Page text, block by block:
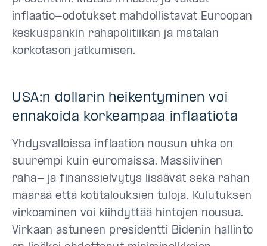
inflaatio-odotukset mahdollistavat Euroopan
keskuspankin rahapolitiikan ja matalan
korkotason jatkumisen.
USA:n dollarin heikentyminen voi
ennakoida korkeampaa inflaatiota
Yhdysvalloissa inflaation nousun uhka on
suurempi kuin euromaissa. Massiivinen
raha- ja finanssielvytys lisäävät sekä rahan
määrää että kotitalouksien tuloja. Kulutuksen
virkoaminen voi kiihdyttää hintojen nousua.
Virkaan astuneen presidentti Bidenin hallinto